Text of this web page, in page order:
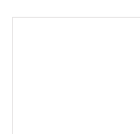
LUK LADA INA